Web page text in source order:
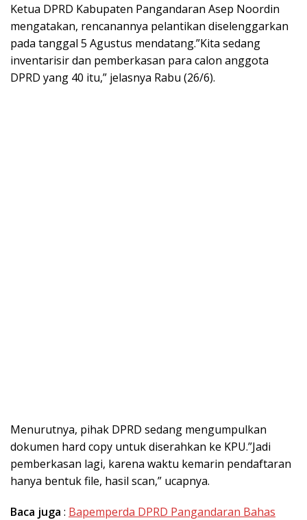
Ketua DPRD Kabupaten Pangandaran Asep Noordin
mengatakan, rencanannya pelantikan diselenggarkan
pada tanggal 5 Agustus mendatang.”Kita sedang
inventarisir dan pemberkasan para calon anggota
DPRD yang 40 itu,” jelasnya Rabu (26/6).
Menurutnya, pihak DPRD sedang mengumpulkan
dokumen hard copy untuk diserahkan ke KPU.”Jadi
pemberkasan lagi, karena waktu kemarin pendaftaran
hanya bentuk file, hasil scan,” ucapnya.
Baca juga : Bapemperda DPRD Pangandaran Bahas